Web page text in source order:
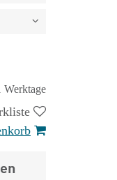
Werktage